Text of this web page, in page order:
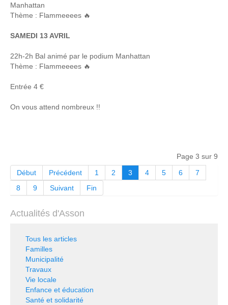
Manhattan
Thème : Flammeeees 🔥
SAMEDI 13 AVRIL
22h-2h Bal animé par le podium Manhattan
Thème : Flammeeees 🔥
Entrée 4 €
On vous attend nombreux !!
Page 3 sur 9
Début
Précédent 1 2 3 4 5 6
7
8
9 Suivant Fin
Actualités d'Asson
Tous les articles
Familles
Municipalité
Travaux
Vie locale
Enfance et éducation
Santé et solidarité